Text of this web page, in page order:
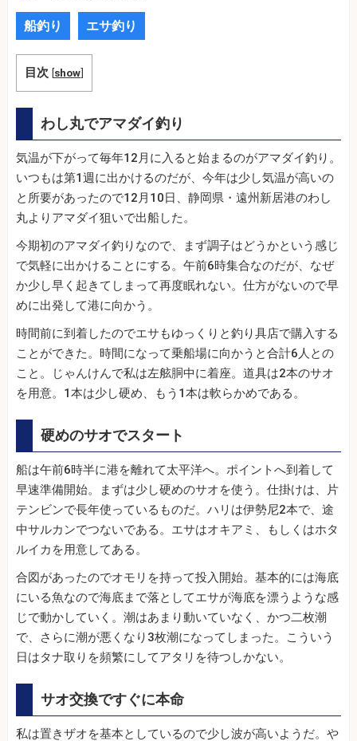
船釣り エサ釣り
目次 [show]
わし丸でアマダイ釣り
気温が下がって毎年12月に入ると始まるのがアマダイ釣り。
いつもは第1週に出かけるのだが、今年は少し気温が高いの
と所要があったので12月10日、静岡県・遠州新居港のわし
丸よりアマダイ狙いで出船した。
今期初のアマダイ釣りなので、まず調子はどうかという感じ
で気軽に出かけることにする。午前6時集合なのだが、なぜ
か少し早く起きてしまって再度眠れない。仕方がないので早
めに出発して港に向かう。
時間前に到着したのでエサもゆっくりと釣り具店で購入する
ことができた。時間になって乗船場に向かうと合計6人との
こと。じゃんけんで私は左舷胴中に着座。道具は2本のサオ
を用意。1本は少し硬め、もう1本は軟らかめである。
硬めのサオでスタート
船は午前6時半に港を離れて太平洋へ。ポイントへ到着して
早速準備開始。まずは少し硬めのサオを使う。仕掛けは、片
テンビンで長年使っているものだ。ハリは伊勢尼2本で、途
中サルカンでつないである。エサはオキアミ、もしくはホタ
ルイカを用意してある。
合図があったのでオモリを持って投入開始。基本的には海底
にいる魚なので海底まで落としてエサが海底を漂うような感
じで動かしていく。潮はあまり動いていなく、かつ二枚潮
で、さらに潮が悪くなり3枚潮になってしまった。こういう
日はタナ取りを頻繁にしてアタリを待つしかない。
サオ交換ですぐに本命
私は置きザオを基本としているので少し波が高いようだ。や